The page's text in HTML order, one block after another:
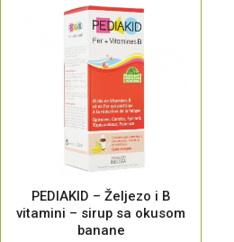
PEDIAKID – Željezo i B
vitamini – sirup sa okusom
banane